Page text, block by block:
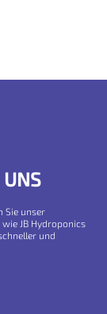
UNS
Sie unser
JB Hydroponics
und